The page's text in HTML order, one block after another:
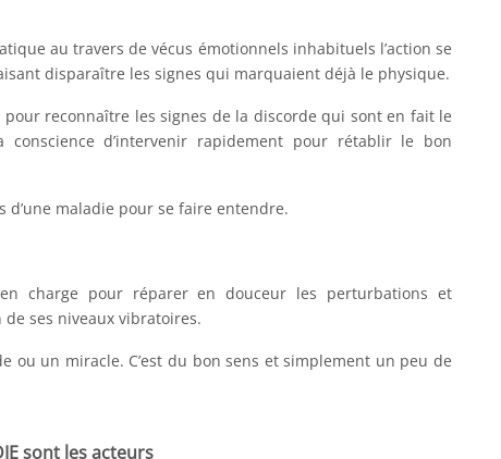
au travers de vécus émotionnels inhabituels l’action se
disparaître les signes qui marquaient déjà le physique.
reconnaître les signes de la discorde qui sont en fait le
d’intervenir rapidement pour rétablir le bon
maladie pour se faire entendre.
charge pour réparer en douceur les perturbations et
ses niveaux vibratoires.
ou un miracle. C’est du bon sens et simplement un peu de
sont les acteurs